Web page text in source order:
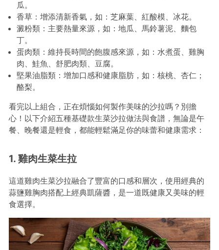
瓜。
香草：增添清新香氣，如：芝麻葉、紅酸模、冰花。
澱粉類：主要熱量來源，如：地瓜、馬鈴薯泥、麵包
丁。
蛋肉類：維持長時間的飽腹感來源，如：水煮蛋、雞胸
肉、鮭魚、舒肥肉類、豆腐。
堅果油脂類：增加口感和健康脂肪，如：核桃、杏仁；
酪梨。
看完以上組合，正在煩惱如何製作美味的沙拉嗎？別擔
心！以下介紹五種基礎款生菜沙拉做法與食譜，無論是午
餐、晚餐還是輕食，都能輕鬆滿足你的味蕾和健康需求：
1. 雞肉生菜生拉
這道雞肉生菜沙拉融合了豐富的口感和層次，使用經典的
蒜鹽雞胸肉搭配上經典凱薩醬，是一道既健康又美味的輕
食選擇。